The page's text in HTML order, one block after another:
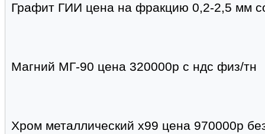
Графит ГИИ цена на фракцию 0,2-2,5 мм
Магний МГ-90 цена 320000р с ндс физ/тн
Хром металлический х99 цена 970000р